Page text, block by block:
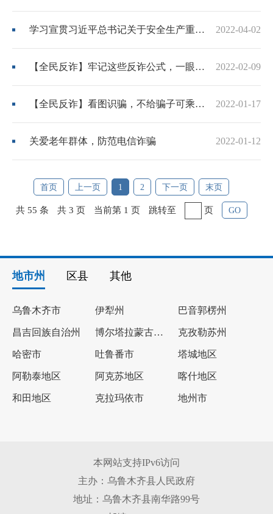
2022-04-02
学习宣贯习近平总书记关于安全生产重要论述专题
2022-02-09
【全民反诈】牢记这些反诈公式，一眼识破骗局！
2022-01-17
【全民反诈】看图识骗，不给骗子可乘之机
2022-01-12
关爱老年群体，防范电信诈骗
首页 上一页 1 2 下一页 末页
共 55 条 共 3 页 当前第 1 页 跳转至 页 GO
地市州 区县 其他
乌鲁木齐市 伊犁州 巴音郭楞州
昌吉回族自治州 博尔塔拉蒙古自治州 克孜勒苏州
哈密市 吐鲁番市 塔城地区
阿勒泰地区 阿克苏地区 喀什地区
和田地区 克拉玛依市 地州市
本网站支持IPv6访问
主办：乌鲁木齐县人民政府
地址：乌鲁木齐县南华路99号